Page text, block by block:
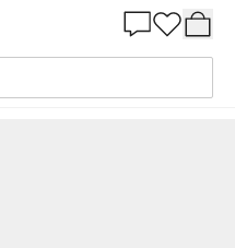
Bestil efter NCS 2005-G50Y